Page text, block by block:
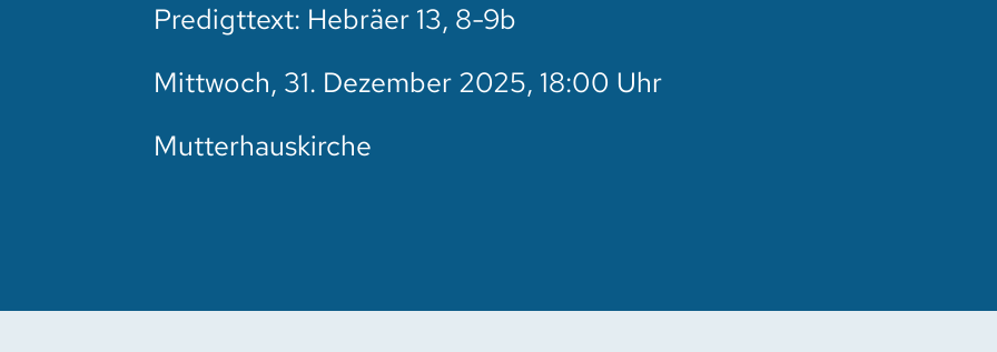
Predigttext: Hebräer 13, 8-9b
Mittwoch, 31. Dezember 2025, 18:00 Uhr
Mutterhauskirche